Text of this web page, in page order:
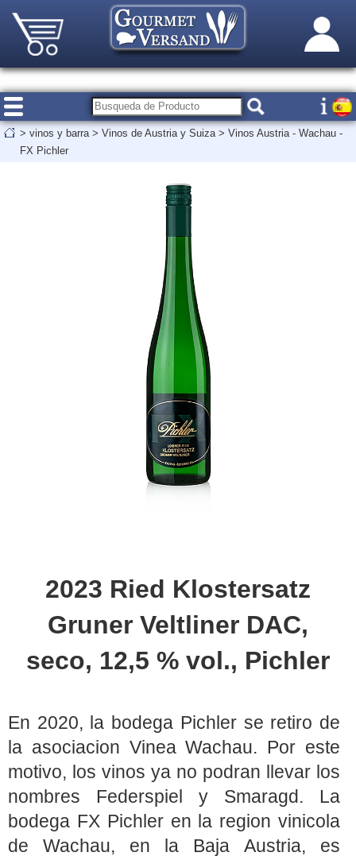
> vinos y barra > Vinos de Austria y Suiza > Vinos Austria - Wachau -
FX Pichler
2023 Ried Klostersatz
Gruner Veltliner DAC,
seco, 12,5 % vol., Pichler
En 2020, la bodega Pichler se retiro de
la asociacion Vinea Wachau. Por este
motivo, los vinos ya no podran llevar los
nombres Federspiel y Smaragd. La
bodega FX Pichler en la region vinicola
de Wachau, en la Baja Austria, es